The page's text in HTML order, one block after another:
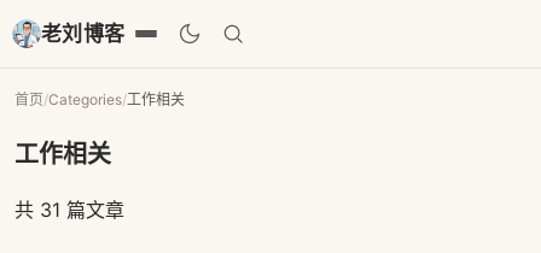
老刘博客
首页/Categories/工作相关
工作相关
共 31 篇文章